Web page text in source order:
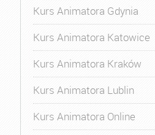
Kurs Animatora Gdynia
Kurs Animatora Katowice
Kurs Animatora Kraków
Kurs Animatora Lublin
Kurs Animatora Online